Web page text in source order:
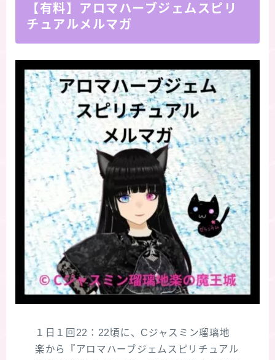
【有料】アロマハーブジェムスピリ
チュアルメルマガ
１日１回22：22頃に、Cジャスミン瑠璃地
楽から『アロマハーブジェムスピリチュアル